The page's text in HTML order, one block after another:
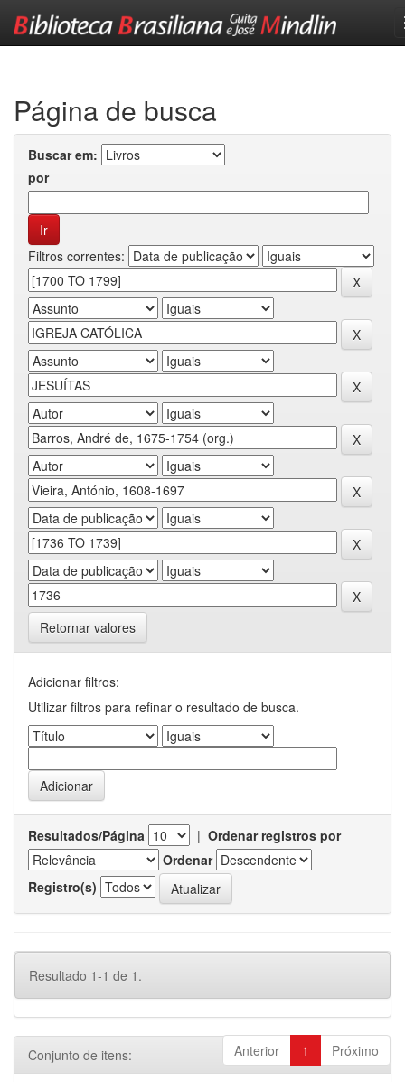
Página de busca
Buscar em:
por
Filtros correntes:
Retornar valores
Adicionar filtros:
Utilizar filtros para refinar o resultado de busca.
Resultados/Página | Ordenar registros por
Ordenar
Registro(s)
Resultado 1-1 de 1.
Anterior 1 Próximo
Conjunto de itens: